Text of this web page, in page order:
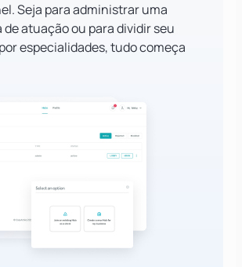
Seja para administrar uma
de atuação ou para dividir seu
especialidades, tudo começa